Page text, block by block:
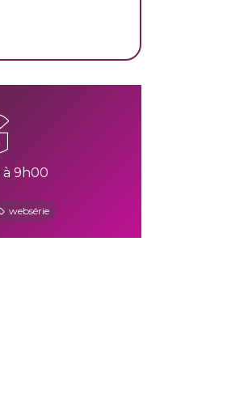
à 9h00
websérie